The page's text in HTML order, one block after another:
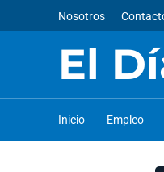
Nosotros
El
Inicio Empleo